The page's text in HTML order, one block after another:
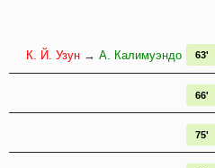
К. Й. Узун → А. Калимуэндо 63'
66'
75'